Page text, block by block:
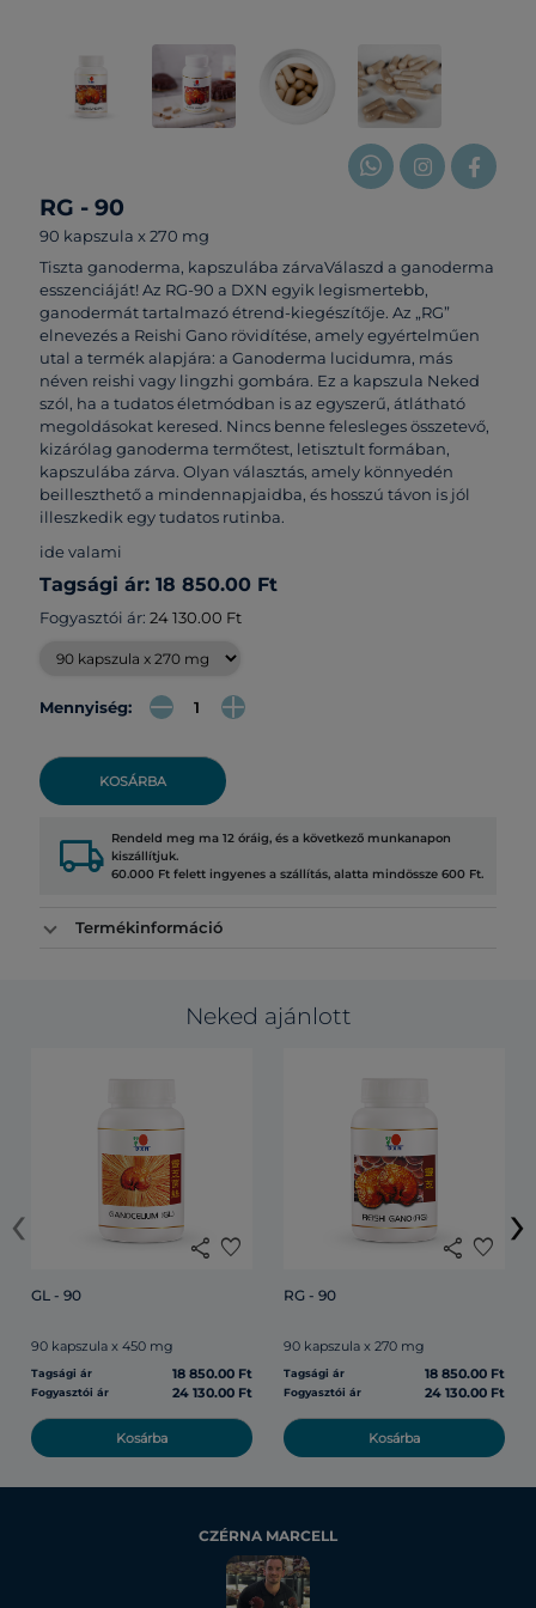
RG - 90
90 kapszula x 270 mg
Tiszta ganoderma, kapszulába zárvaVálaszd a ganoderma
esszenciáját! Az RG-90 a DXN egyik legismertebb,
ganodermát tartalmazó étrend-kiegészítője. Az „RG”
elnevezés a Reishi Gano rövidítése, amely egyértelműen
utal a termék alapjára: a Ganoderma lucidumra, más
néven reishi vagy lingzhi gombára. Ez a kapszula Neked
szól, ha a tudatos életmódban is az egyszerű, átlátható
megoldásokat keresed. Nincs benne felesleges összetevő,
kizárólag ganoderma termőtest, letisztult formában,
kapszulába zárva. Olyan választás, amely könnyedén
beilleszthető a mindennapjaidba, és hosszú távon is jól
illeszkedik egy tudatos rutinba.
ide valami
Tagsági ár: 18 850.00 Ft
Fogyasztói ár: 24 130.00 Ft
Mennyiség:
KOSÁRBA
local_shipping Rendeld meg ma 12 óráig, és a következő munkanapon
kiszállítjuk.
60.000 Ft felett ingyenes a szállítás, alatta mindössze 600 Ft.
Termékinformáció
Neked ajánlott
share favorite
GL - 90
90 kapszula x 450 mg
Tagsági ár 18 850.00 Ft
Fogyasztói ár 24 130.00 Ft
Kosárba
share favorite
RG - 90
90 kapszula x 270 mg
Tagsági ár 18 850.00 Ft
Fogyasztói ár 24 130.00 Ft
Kosárba
‹ ›
CZÉRNA MARCELL